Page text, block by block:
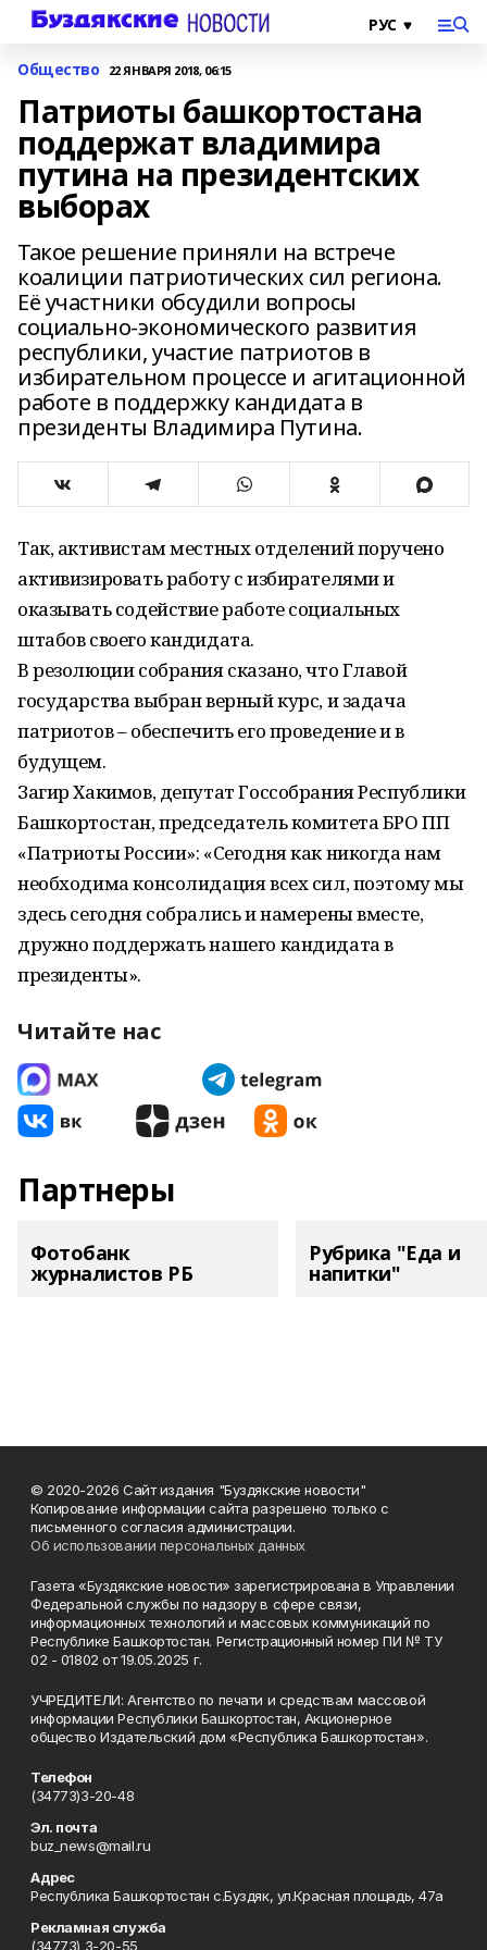
Общество 22 ЯНВАРЯ 2018, 06:15
Патриоты башкортостана
поддержат владимира
путина на президентских
выборах
Такое решение приняли на встрече
коалиции патриотических сил региона.
Её участники обсудили вопросы
социально-экономического развития
республики, участие патриотов в
избирательном процессе и агитационной
работе в поддержку кандидата в
президенты Владимира Путина.
Так, активистам местных отделений поручено
активизировать работу с избирателями и
оказывать содействие работе социальных
штабов своего кандидата.
В резолюции собрания сказано, что Главой
государства выбран верный курс, и задача
патриотов – обеспечить его проведение и в
будущем.
Загир Хакимов, депутат Госсобрания Республики
Башкортостан, председатель комитета БРО ПП
«Патриоты России»: «Сегодня как никогда нам
необходима консолидация всех сил, поэтому мы
здесь сегодня собрались и намерены вместе,
дружно поддержать нашего кандидата в
президенты».
Читайте нас
Партнеры
Фотобанк
журналистов РБ
Рубрика "Еда и
напитки"
© 2020-2026 Сайт издания "Буздякские новости"
Копирование информации сайта разрешено только с
письменного согласия администрации.
Об использовании персональных данных
Газета «Буздякские новости» зарегистрирована в Управлении
Федеральной службы по надзору в сфере связи,
информационных технологий и массовых коммуникаций по
Республике Башкортостан. Регистрационный номер ПИ № ТУ
02 - 01802 от 19.05.2025 г.
УЧРЕДИТЕЛИ: Агентство по печати и средствам массовой
информации Республики Башкортостан, Акционерное
общество Издательский дом «Республика Башкортостан».
Телефон
(34773)3-20-48
Эл. почта
buz_news@mail.ru
Адрес
Республика Башкортостан с.Буздяк, ул.Красная площадь, 47а
Рекламная служба
(34773) 3-20-55